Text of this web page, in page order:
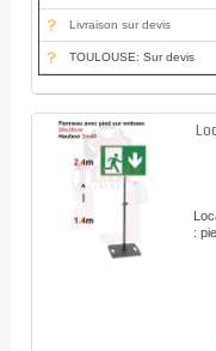
Livraison sur devis
TOULOUSE: Sur devis
: